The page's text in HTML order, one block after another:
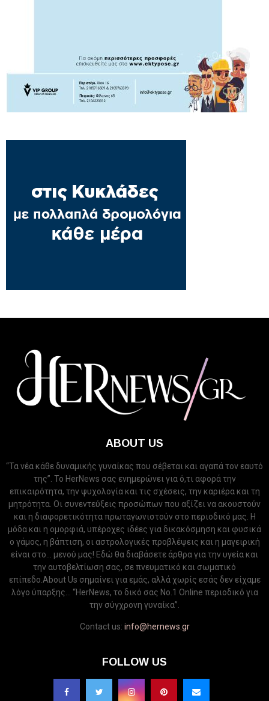
ABOUT US
“Τα νέα κάθε δυναμικής γυναίκας που σέβεται και αγαπά τον εαυτό
της”. Το HerNews σας ενημερώνει για ό,τι αφορά την
επικαιρότητα, την ψυχολογία και τις σχέσεις, την καριέρα και τη
μητρότητα. Οι συνεντεύξεις προσώπων που αξίζει να ακουστούν
και η διαφορετικότητα πρωταγωνιστούν στο περιοδικό μας. Η
μόδα και η ομορφιά, υπέροχες ιδέες για δικακόσμηση και φυσικά
ο γάμος, η βάπτιση, οι αστρολογικές προβλέψεις και η μαγειρική
είναι στο... μενού μας! Εδώ θα διαβάσετε άρθρα για την υγεία και
την αυτοβελτίωση σας, σε πνευματικό και σωματικό
επίπεδο.About Us σημαίνει για εμάς, αλλά χωρίς εσάς δεν είχαμε
λόγο ύπαρξης... “HerNews, το δικό σας Νo.1 Online περιοδικό για
την σύγχρονη γυναίκα”.
Contact us: info@hernews.gr
FOLLOW US